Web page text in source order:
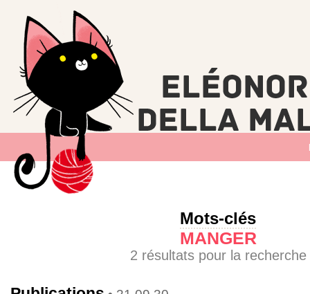
Mots-clés
MANGER
2 résultats pour la recherche